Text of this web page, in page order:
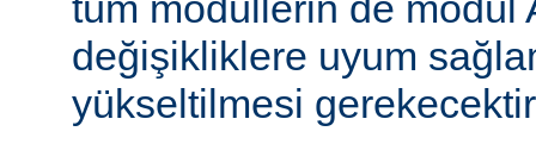
değişikliklere uyum
yükseltilmesi